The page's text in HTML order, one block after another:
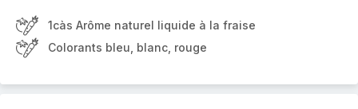
1càs Arôme naturel liquide à la fraise
Colorants bleu, blanc, rouge